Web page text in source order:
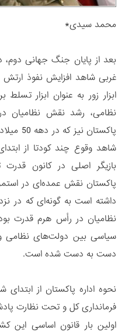
محمد سیدی*
بعد از پایان جنگ جهانی
غربی شاهد افزایش نفوذ ارتش
ابزار زور به عنوان ابزار
نظامی، رشد نقش نظامیان در
شاهد وقوع چند کودتا از
بازیگر اصلی در کانون
پاکستان نقش عمده‌ای در
داشته است به گونه‌ای که در
نظامیان در رأس هرم قدرت
سیاسی بین دولت‌های نظامی
دست به دست شده است.
فرمانداری کل و تحت نظارت
اولین بار قانون اساسی این